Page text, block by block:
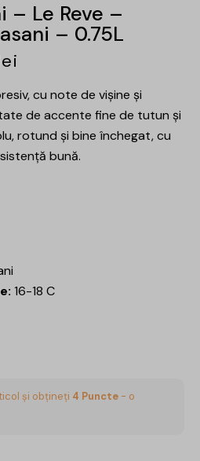
– Le Reve –
– 0.75L
cu note de vișine și
de accente fine de tutun și
rotund și bine închegat, cu
bună.
16-18 C
și obțineți 4 Puncte - o